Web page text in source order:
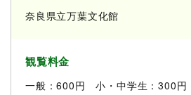
奈良県立万葉文化館
観覧料金
一般：600円 小・中学生：300